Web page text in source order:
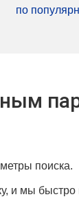
по
поиска.
и мы